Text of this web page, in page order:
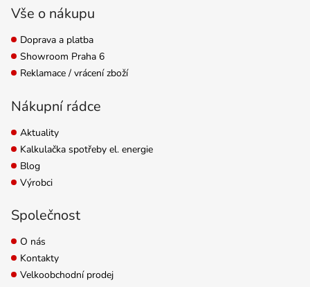
Vše o nákupu
Doprava a platba
Showroom Praha 6
Reklamace / vrácení zboží
Nákupní rádce
Aktuality
Kalkulačka spotřeby el. energie
Blog
Výrobci
Společnost
O nás
Kontakty
Velkoobchodní prodej